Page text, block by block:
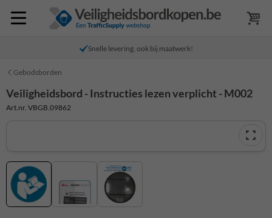
Snelle levering, ook bij maatwerk!
Gebodsborden
Veiligheidsbord - Instructies lezen verplicht - M002
Art.nr. VBGB.09862